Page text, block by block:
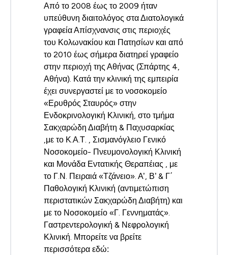
Από το 2008 έως το 2009 ήταν
υπεύθυνη διαιτολόγος στα Διατολογικά
γραφεία Απίσχνανσις στις περιοχές
του Κολωνακίου και Πατησίων και από
το 2010 έως σήμερα διατηρεί γραφείο
στην περιοχή της Αθήνας (Σπάρτης 4,
Αθήνα). Κατά την κλινική της εμπειρία
έχει συνεργαστεί με το νοσοκομείο
«Ερυθρός Σταυρός» στην
Ενδοκρινολογική Κλινική, στο τμήμα
Σακχαρώδη Διαβήτη & Παχυσαρκίας
,με το Κ.Α.Τ. , Σισμανόγλειο Γενικό
Νοσοκομείο- Πνευμονολογική Κλινική
και Μονάδα Εντατικής Θεραπέιας , με
το Γ.Ν. Πειραιά «Τζάνειο». Α’, Β’ & Γ΄
Παθολογική Κλινική (αντιμετώπιση
περιστατικών Σακχαρώδη Διαβήτη) και
με το Νοσοκομείο «Γ. Γεννηματάς».
Γαστρεντερολογική & Νεφρολογική
Κλινική. Μπορείτε να βρείτε
περισσότερα εδώ: